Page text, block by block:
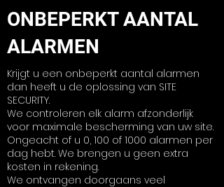
ONBEPERKT AANTAL
ALARMEN
Krijgt u een onbeperkt aantal alarmen
dan heeft u de oplossing van SITE
SECURITY.
We controleren elk alarm afzonderlijk
voor maximale bescherming van uw site.
Ongeacht of u 0, 100 of 1000 alarmen per
dag hebt. We brengen u geen extra
kosten in rekening.
We ontvangen doorgaans veel